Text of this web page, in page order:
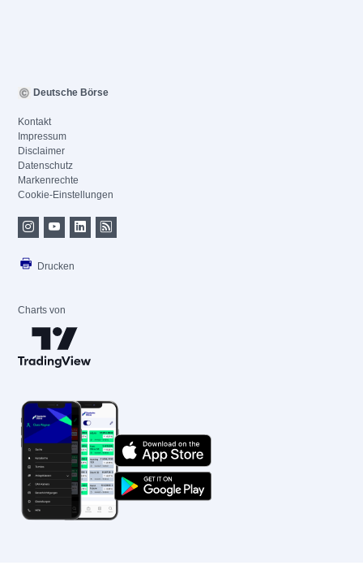
Deutsche Börse
Kontakt
Impressum
Disclaimer
Datenschutz
Markenrechte
Cookie-Einstellungen
Drucken
Charts von